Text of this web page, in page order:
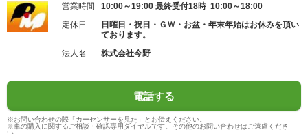
営業時間
10:00～19:00 最終受付18時 10:00～18:00
定休日
日曜日・祝日・ＧＷ・お盆・年末年始はお休みを頂い
ております。
法人名
株式会社今野
電話する
※お問い合わせの際「カーセンサーを見た」とお伝えください。
※車の購入に関するご相談・確認専用ダイヤルです。その他のお問い合わせはご遠慮くださ